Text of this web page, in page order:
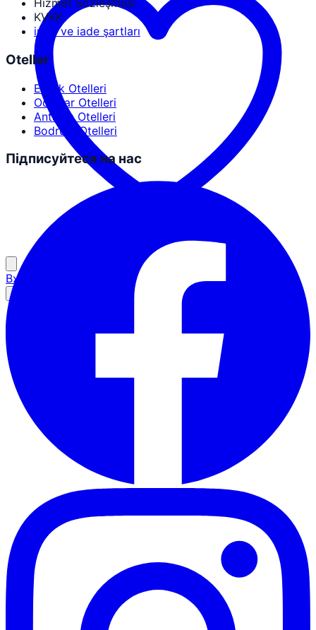
Вхід для партнерів
Hizmet Sözleşmesi
KVKK
iptal ve iade şartları
Oteller
Erdek Otelleri
Ocaklar Otelleri
Antalya Otelleri
Bodrum Otelleri
Підписуйтеся на нас